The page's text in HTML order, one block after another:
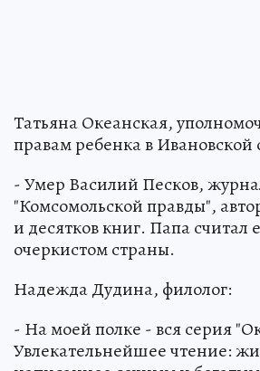
Татьяна Океанская,
правам ребенка в Ивановской
- Умер Василий Песков,
"Комсомольской правды",
и десятков книг. Папа считал
очеркистом страны.
Надежда Дудина, филолог:
- На моей полке - вся серия
Увлекательнейшее чтение: